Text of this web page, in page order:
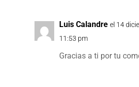
Luis Calandre el 14
11:53 pm
Gracias a ti por tu